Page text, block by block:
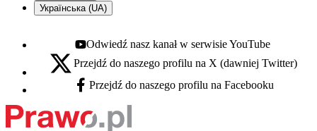
Українська (UA)
Youtube - otwiera się w nowej karcie
Odwiedź nasz kanał w serwisie YouTube
X - otwiera się w nowej karcie
Przejdź do naszego profilu na X (dawniej Twitter)
Facebook - otwiera się w nowej karcie
Przejdź do naszego profilu na Facebooku